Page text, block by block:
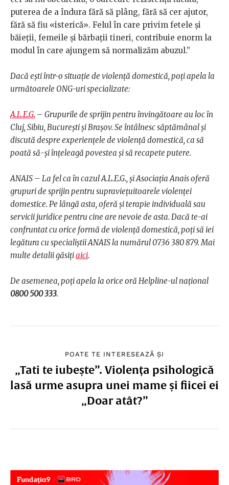
puterea de a îndura fără să plâng, fără să cer ajutor,
fără să fiu «isterică». Felul în care privim fetele și
băieții, femeile și bărbații tineri, contribuie enorm la
modul în care ajungem să normalizăm abuzul.”
Dacă ești într-o situație de violență domestică, poți apela la
următoarele ONG-uri specializate:
A.L.E.G. – Grupurile de sprijin pentru învingătoare au loc în
Cluj, Sibiu, București și Brașov. Se întâlnesc săptămânal și
discută despre experiențele de violență domestică, ca să
poată să-și înțeleagă povestea și să recapete putere.
ANAIS – La fel ca în cazul A.L.E.G., și Asociația Anais oferă
grupuri de sprijin pentru supraviețuitoarele violenței
domestice. Pe lângă asta, oferă și terapie individuală sau
servicii juridice pentru cine are nevoie de asta. Dacă te-ai
confruntat cu orice formă de violență domestică, poți să iei
legătura cu specialiștii ANAIS la numărul 0736 380 879. Mai
multe detalii găsițiaici.
De asemenea, poți apela la orice oră Helpline-ul național
0800 500 333.
POATE TE INTERESEAZĂ ȘI
„Tati te iubește”. Violența psihologică
lasă urme asupra unei mame și fiicei ei
„Doar atât?”